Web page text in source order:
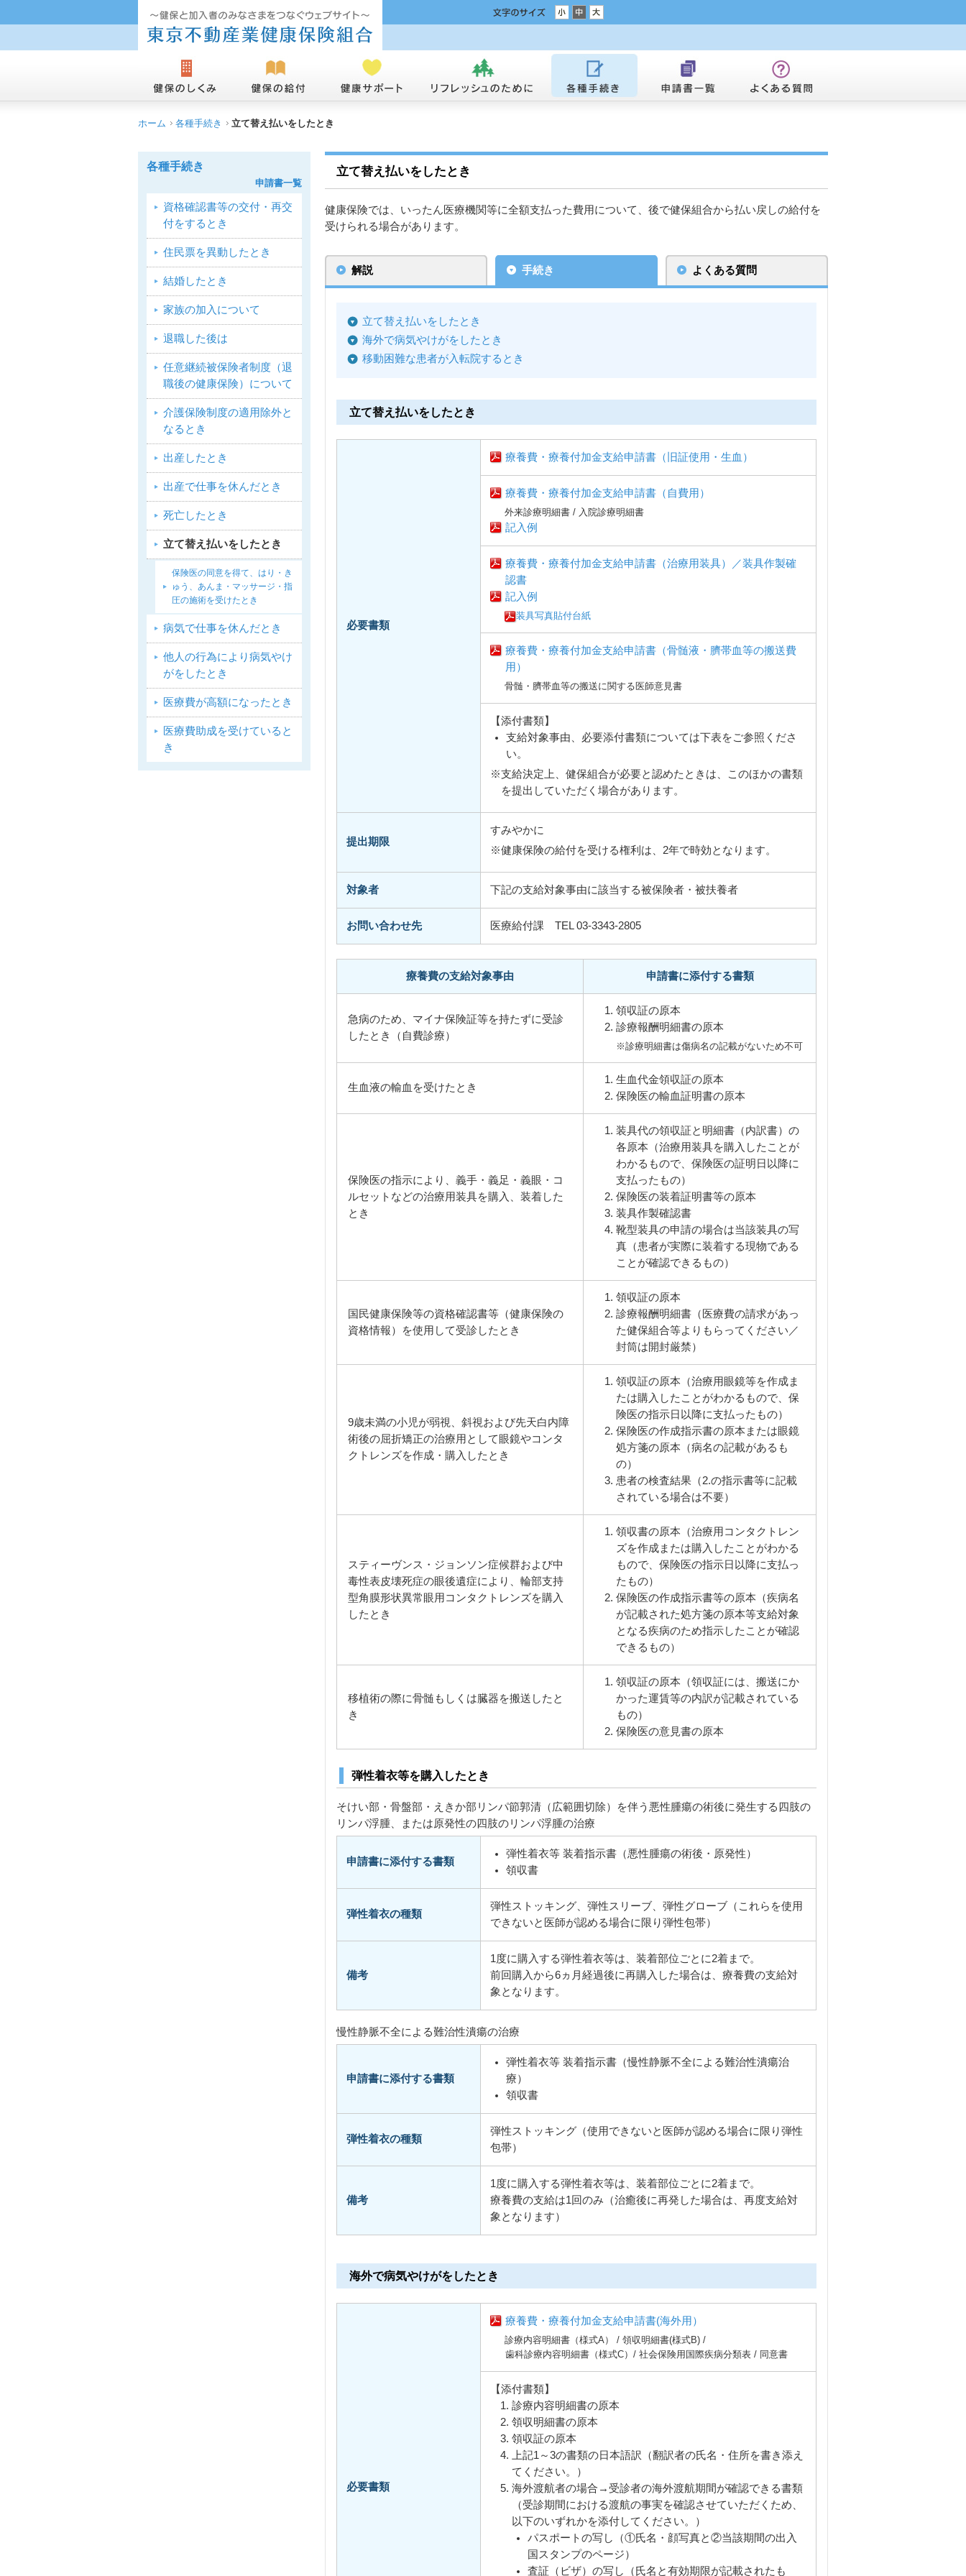
ホーム 各種手続き 立て替え払いをしたとき
立て替え払いをしたとき
健康保険では、いったん医療機関等に全額支払った費用について、後で健保組合から払い戻しの給付を
受けられる場合があります。
解説 手続き よくある質問
立て替え払いをしたとき
海外で病気やけがをしたとき
移動困難な患者が入転院するとき
立て替え払いをしたとき
必要書類
療養費・療養付加金支給申請書（旧証使用・生血）
療養費・療養付加金支給申請書（自費用）
外来診療明細書 / 入院診療明細書
記入例
療養費・療養付加金支給申請書（治療用装具）／装具作製確
認書
記入例
装具写真貼付台紙
療養費・療養付加金支給申請書（骨髄液・臍帯血等の搬送費
用）
骨髄・臍帯血等の搬送に関する医師意見書
【添付書類】
支給対象事由、必要添付書類については下表をご参照くださ
い。
※支給決定上、健保組合が必要と認めたときは、このほかの書類
を提出していただく場合があります。
提出期限
すみやかに
※健康保険の給付を受ける権利は、2年で時効となります。
対象者 下記の支給対象事由に該当する被保険者・被扶養者
お問い合わせ先 医療給付課 TEL 03-3343-2805
療養費の支給対象事由 申請書に添付する書類
急病のため、マイナ保険証等を持たずに受診
したとき（自費診療）
領収証の原本
診療報酬明細書の原本
※診療明細書は傷病名の記載がないため不可
生血液の輸血を受けたとき
生血代金領収証の原本
保険医の輸血証明書の原本
保険医の指示により、義手・義足・義眼・コ
ルセットなどの治療用装具を購入、装着した
とき
装具代の領収証と明細書（内訳書）の
各原本（治療用装具を購入したことが
わかるもので、保険医の証明日以降に
支払ったもの）
保険医の装着証明書等の原本
装具作製確認書
靴型装具の申請の場合は当該装具の写
真（患者が実際に装着する現物である
ことが確認できるもの）
国民健康保険等の資格確認書等（健康保険の
資格情報）を使用して受診したとき
領収証の原本
診療報酬明細書（医療費の請求があっ
た健保組合等よりもらってください／
封筒は開封厳禁）
9歳未満の小児が弱視、斜視および先天白内障
術後の屈折矯正の治療用として眼鏡やコンタ
クトレンズを作成・購入したとき
領収証の原本（治療用眼鏡等を作成ま
たは購入したことがわかるもので、保
険医の指示日以降に支払ったもの）
保険医の作成指示書の原本または眼鏡
処方箋の原本（病名の記載があるも
の）
患者の検査結果（2.の指示書等に記載
されている場合は不要）
スティーヴンス・ジョンソン症候群および中
毒性表皮壊死症の眼後遺症により、輪部支持
型角膜形状異常眼用コンタクトレンズを購入
したとき
領収書の原本（治療用コンタクトレン
ズを作成または購入したことがわかる
もので、保険医の指示日以降に支払っ
たもの）
保険医の作成指示書等の原本（疾病名
が記載された処方箋の原本等支給対象
となる疾病のため指示したことが確認
できるもの）
移植術の際に骨髄もしくは臓器を搬送したと
き
領収証の原本（領収証には、搬送にか
かった運賃等の内訳が記載されている
もの）
保険医の意見書の原本
弾性着衣等を購入したとき
そけい部・骨盤部・えきか部リンパ節郭清（広範囲切除）を伴う悪性腫瘍の術後に発生する四肢の
リンパ浮腫、または原発性の四肢のリンパ浮腫の治療
申請書に添付する書類
弾性着衣等 装着指示書（悪性腫瘍の術後・原発性）
領収書
弾性着衣の種類
弾性ストッキング、弾性スリーブ、弾性グローブ（これらを使用
できないと医師が認める場合に限り弾性包帯）
備考
1度に購入する弾性着衣等は、装着部位ごとに2着まで。
前回購入から6ヵ月経過後に再購入した場合は、療養費の支給対
象となります。
慢性静脈不全による難治性潰瘍の治療
申請書に添付する書類
弾性着衣等 装着指示書（慢性静脈不全による難治性潰瘍治
療）
領収書
弾性着衣の種類
弾性ストッキング（使用できないと医師が認める場合に限り弾性
包帯）
備考
1度に購入する弾性着衣等は、装着部位ごとに2着まで。
療養費の支給は1回のみ（治癒後に再発した場合は、再度支給対
象となります）
海外で病気やけがをしたとき
必要書類
療養費・療養付加金支給申請書(海外用）
診療内容明細書（様式A） / 領収明細書(様式B) /
歯科診療内容明細書（様式C）/ 社会保険用国際疾病分類表 / 同意書
【添付書類】
診療内容明細書の原本
領収明細書の原本
領収証の原本
上記1～3の書類の日本語訳（翻訳者の氏名・住所を書き添え
てください。）
海外渡航者の場合→受診者の海外渡航期間が確認できる書類
（受診期間における渡航の事実を確認させていただくため、
以下のいずれかを添付してください。）
パスポートの写し（①氏名・顔写真と②当該期間の出入
国スタンプのページ）
査証（ビザ）の写し（氏名と有効期限が記載されたも
各種手続き
申請書一覧
資格確認書等の交付・再交
付をするとき
住民票を異動したとき
結婚したとき
家族の加入について
退職した後は
任意継続被保険者制度（退
職後の健康保険）について
介護保険制度の適用除外と
なるとき
出産したとき
出産で仕事を休んだとき
死亡したとき
立て替え払いをしたとき
保険医の同意を得て、はり・き
ゅう、あんま・マッサージ・指
圧の施術を受けたとき
病気で仕事を休んだとき
他人の行為により病気やけ
がをしたとき
医療費が高額になったとき
医療費助成を受けていると
き